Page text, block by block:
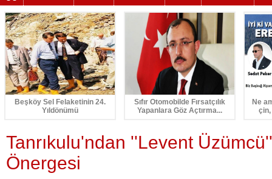
Beşköy Sel Felaketinin 24.
Yıldönümü
Sıfır Otomobilde Fırsatçılık
Yapanlara Göz Açtırma...
Ne
Tanrıkulu'ndan ''Levent
Önergesi